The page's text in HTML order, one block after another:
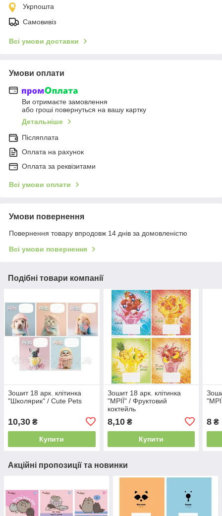
Укрпошта
Самовивіз
Всі умови доставки
Умови оплати
Ви отримаєте замовлення
або гроші повернуться на вашу картку
Детальніше
Післяплата
Оплата на рахунок
Оплата за реквізитами
Всі умови оплати
Умови повернення
Повернення товару впродовж 14 днів за домовленістю
Всі умови повернення
Подібні товари компанії
Зошит 18 арк. клітинка
"Школярик" / Cute Pets
10,30 ₴
Купити
Зошит 18 арк. клітинка
"МРІЇ" / Фруктовий
коктейль
8,10₴
Купити
8 ₴
Акційні пропозиції та новинки